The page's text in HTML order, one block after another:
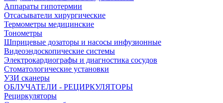
Аппараты гипотермии
Отсасыватели хирургические
Термометры медицинские
Тонометры
Шприцевые дозаторы и насосы инфузионные
Видеоэндоскопические системы
Электрокардиографы и диагностика сосудов
Стоматологические установки
УЗИ сканеры
ОБЛУЧАТЕЛИ - РЕЦИРКУЛЯТОРЫ
Рециркуляторы